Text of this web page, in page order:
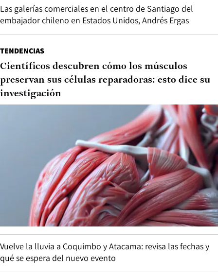
Las galerías comerciales en el centro de Santiago del
embajador chileno en Estados Unidos, Andrés Ergas
TENDENCIAS
Científicos descubren cómo los músculos
preservan sus células reparadoras: esto dice su
investigación
Vuelve la lluvia a Coquimbo y Atacama: revisa las fechas y
qué se espera del nuevo evento